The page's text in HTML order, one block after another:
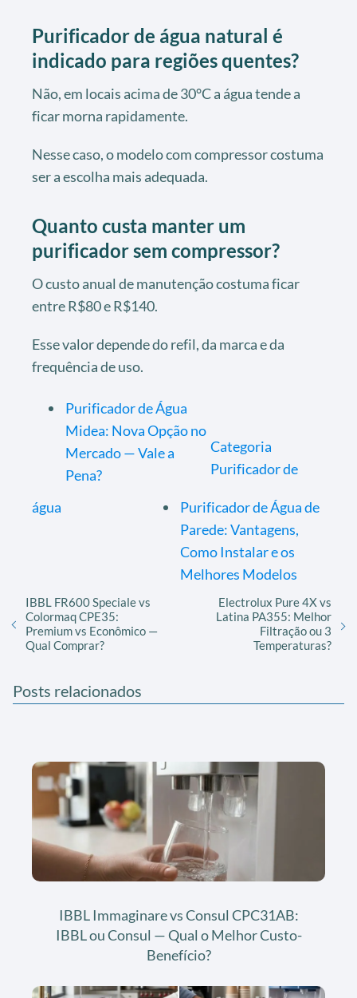
Purificador de água natural é
indicado para regiões quentes?
Não, em locais acima de 30°C a água tende a
ficar morna rapidamente.
Nesse caso, o modelo com compressor costuma
ser a escolha mais adequada.
Quanto custa manter um
purificador sem compressor?
O custo anual de manutenção costuma ficar
entre R$80 e R$140.
Esse valor depende do refil, da marca e da
frequência de uso.
Purificador de Água
Midea: Nova Opção no
Mercado — Vale a
Pena?
Purificador de Água de
Parede: Vantagens,
Como Instalar e os
Melhores Modelos
Categoria
Purificador de
água
IBBL FR600 Speciale vs
Colormaq CPE35:
Premium vs Econômico —
Qual Comprar?
Electrolux Pure 4X vs
Latina PA355: Melhor
Filtração ou 3
Temperaturas?
Posts relacionados
IBBL Immaginare vs Consul CPC31AB:
IBBL ou Consul — Qual o Melhor Custo-
Benefício?